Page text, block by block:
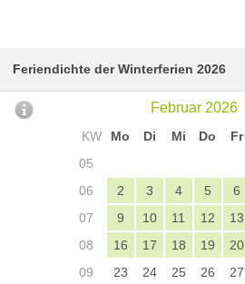
Feriendichte der Winterferien 2026
Februar 2026
KW Mo Di Mi Do Fr
05
06
2 3 4 5 6
07
9 10 11 12 13
08
16 17 18 19 20
09
23 24 25 26 27